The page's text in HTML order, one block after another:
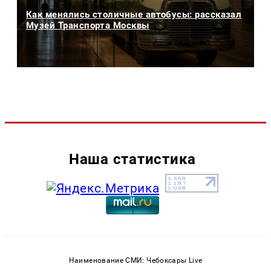
Как менялись столичные автобусы: рассказал
Музей Транспорта Москвы
Наша статистика
Наименование СМИ: Чебоксары Live